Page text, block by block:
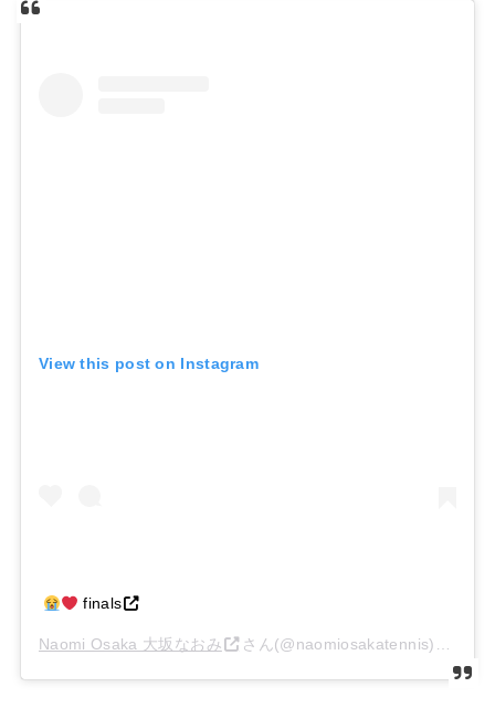
View this post on Instagram
finals
Naomi Osaka 大坂なおみ さん(@naomiosakatennis)がシェアした投稿 –